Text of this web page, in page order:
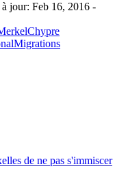
jour: Feb 16, 2016 -
Chypre
Migrations
de ne pas s'immiscer